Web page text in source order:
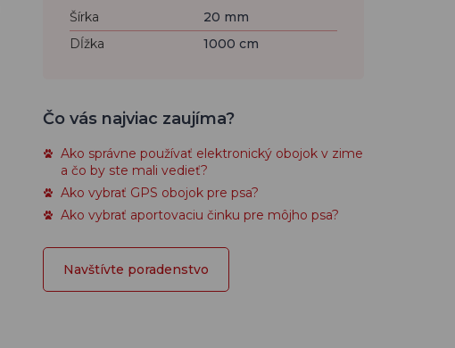
Šírka
20 mm
Dĺžka
1000 cm
Čo vás najviac zaujíma?
Ako správne používať elektronický obojok v zime
a čo by ste mali vedieť?
Ako vybrať GPS obojok pre psa?
Ako vybrať aportovaciu činku pre môjho psa?
Navštívte poradenstvo